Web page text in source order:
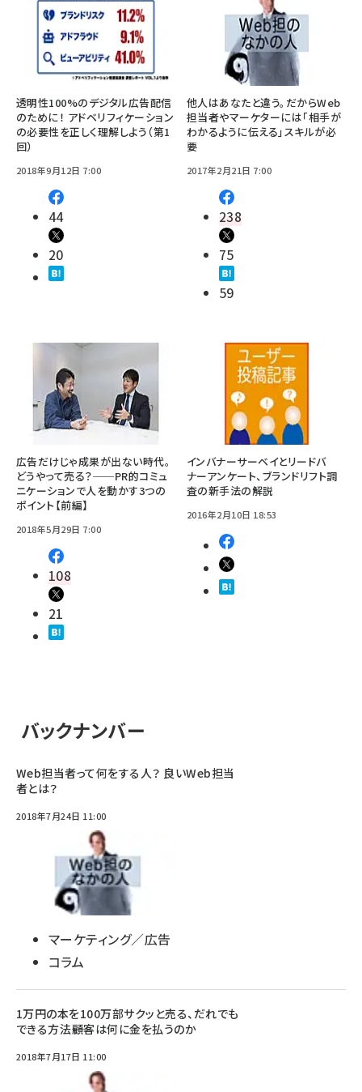
透明性100%のデジタル広告配信
のために！ アドベリフィケーション
の必要性を正しく理解しよう（第1
回）
2018年9月12日 7:00
44
20
他人はあなたと違う。だからWeb
担当者やマーケターには「相手が
わかるように伝える」スキルが必
要
2017年2月21日 7:00
238
75
59
広告だけじゃ成果が出ない時代。
どうやって売る？──PR的コミュ
ニケーションで人を動かす3つの
ポイント【前編】
2018年5月29日 7:00
108
21
インバナーサーベイとリードバ
ナーアンケート、ブランドリフト調
査の新手法の解説
2016年2月10日 18:53
バックナンバー
Web担当者って何をする人？ 良いWeb担当
者とは？
2018年7月24日 11:00
マーケティング／広告
コラム
1万円の本を100万部サクッと売る、だれでも
できる方法――顧客は何に金を払うのか
2018年7月17日 11:00